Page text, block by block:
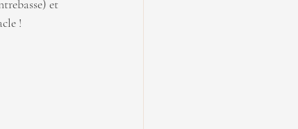
et
!